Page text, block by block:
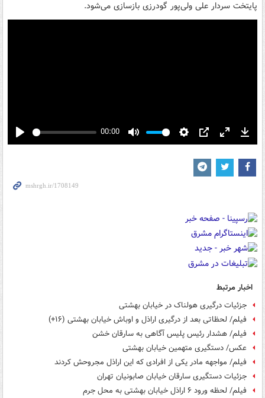
پایتخت سردار علی ولی‌پور گودرزی بازسازی می‌شود.
Play
00:00
Mute Settings
PIP Enter
fullscreen
اخبار مرتبط
جزئیات درگیری هولناک در خیابان بهشتی
فیلم/ لحظاتی بعد از درگیری اراذل و اوباش خیابان بهشتی (۱۶+)
فیلم/ هشدار رئیس پلیس آگاهی به سارقان خشن
عکس/ دستگیری متهمین خیابان بهشتی
فیلم/ مواجهه مادر یکی از افرادی که این اراذل مجروحش کردند
جزئیات دستگیری سارقان خیابان صابونیان تهران
فیلم/ لحظه ورود ۶ اراذل خیابان بهشتی به محل جرم